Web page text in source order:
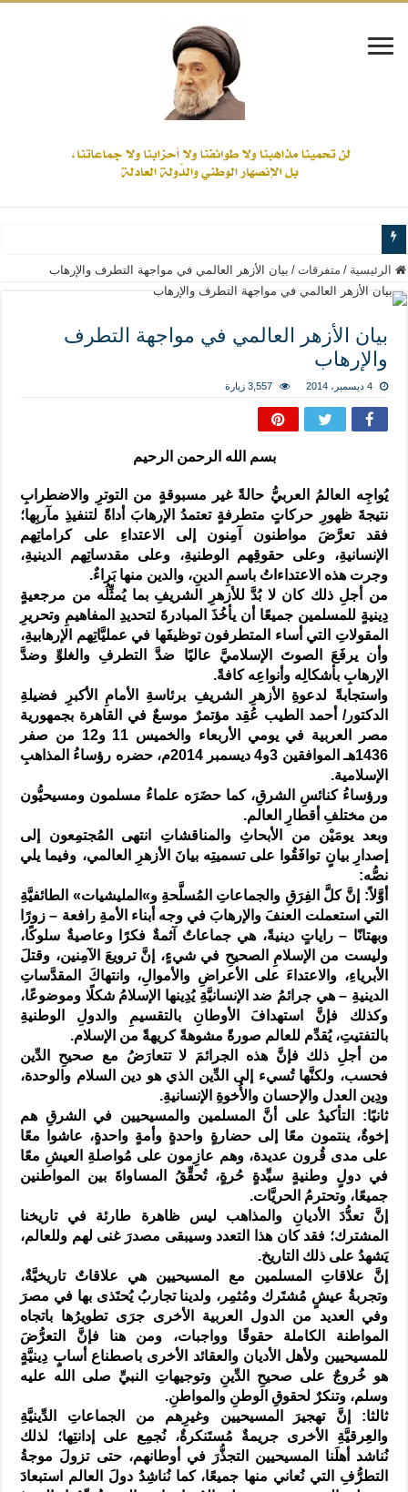
www.alamine.net
مواقف وآراء العلاّمة السيد علي الأمين من الأحداث والقضايا - اضغط للاطلاع
إذا كان التسنن هو الإيمان بسنة رسول الله ( صلى الله عليه وآله) فكلّ
علاقات المذاهب والأديان لا يجوز أن تكون على حساب الأوطان
لن تحمينا مذاهبنا ولا طوائفنا ولا أحزابنا ولا جماعاتنا، بل الإنصهار الوطني والدولة
المذاهب ليست قدرًا لا يمكن تجاوزه
نسج العلاقة مع الآخر تكون من خلال منظومة القيم و المبادئ الانسانية التي تجعل
الرئيسية / متفرقات / بيان الأزهر العالمي في مواجهة التطرف والإرهاب
بيان الأزهر العالمي في مواجهة التطرف
والإرهاب
4 ديسمبر، 2014 3,557 زيارة
بسم الله الرحمن الرحيم
يُواجِه العالمُ العربيُّ حالةً غير مسبوقةٍ من التوترِ والاضطرابِ
نتيجةَ ظهورِ حركاتٍ متطرفةٍ تعتمدُ الإرهابَ أداةً لتنفيذِ مآربِها؛
فقد تعرَّضَ مواطنون آمِنون إلى الاعتداءِ على كراماتِهم
الإنسانيةِ، وعلى حقوقِهم الوطنيةِ، وعلى مقدساتِهم الدينيةِ،
وجرت هذه الاعتداءاتُ باسمِ الدينِ، والدين منها بَراءٌ.
من أجلِ ذلك كان لا بُدَّ للأزهرِ الشريفِ بما يُمثِّلُه من مرجعيةٍ
دِينيةٍ للمسلمين جميعًا أن يأخُذَ المبادرةَ لتحديدِ المفاهيمِ وتحريرِ
المقولاتِ التي أساء المتطرفون توظيفَها في عمليَّاتِهم الإرهابيةِ،
وأن يرفَعَ الصوتَ الإسلاميَّ عاليًا ضدَّ التطرفِ والغلوِّ وضدَّ
الإرهابِ بأشكالِه وأنواعِه كافةً.
واستجابةً لدعوةِ الأزهرِ الشريفِ برئاسةِ الأمامِ الأكبرِ فضيلةِ
الدكتور/ أحمد الطيب عُقِد مؤتمرٌ موسعٌ في القاهرة بجمهورية
مصر العربية في يومي الأربعاء والخميس 11 و12 من صفر
1436هـ الموافقين 3و4 ديسمبر 2014م، حضره رؤساءُ المذاهبِ
الإسلامية.
ورؤساءُ كنائسِ الشرقِ، كما حضَرَه علماءُ مسلمون ومسيحيُّون
من مختلفِ أقطارِ العالم.
وبعد يومَيْن من الأبحاثِ والمناقشاتِ انتهى المُجتمِعون إلى
إصدارِ بيانٍ توافَقُوا على تسميتِه بيانَ الأزهرِ العالمي، وفيما يلي
نصُّه:
أوَّلاً: إنَّ كلَّ الفِرَقِ والجماعاتِ المُسلَّحةِ و»المليشيات» الطائفيَّةِ
التي استعملت العنفَ والإرهابَ في وجه أبناء الأمةِ رافعة – زورًا
وبهتانًا – راياتٍ دينيةً، هي جماعاتٌ آثمةٌ فكرًا وعاصيةٌ سلوكًا،
وليست من الإسلامِ الصحيحِ في شيءٍ، إنَّ ترويعَ الآمِنين، وقتلَ
الأبرياءِ، والاعتداءَ على الأعراضِ والأموالِ، وانتهاكَ المقدَّساتِ
الدينيةِ – هي جرائمُ ضد الإنسانيَّةِ يُدِينها الإسلامُ شكلًا وموضوعًا،
وكذلك فإنَّ استهدافَ الأوطانِ بالتقسيمِ والدولِ الوطنيةِ
بالتفتيتِ، يُقدِّم للعالم صورةً مشوهةً كريهةً من الإسلام.
من أجلِ ذلك فإنَّ هذه الجرائمَ لا تتعارَضُ مع صحيحِ الدِّين
فحسب، ولكنَّها تُسيء إلى الدِّين الذي هو دين السلام والوحدة،
ودِين العدل والإحسان والأُخوةِ الإنسانيةِ.
ثانيًا: التأكيدُ على أنَّ المسلمين والمسيحيين في الشرقِ هم
إخوةٌ، ينتمون معًا إلى حضارةٍ واحدةٍ وأمةٍ واحدةٍ، عاشوا معًا
على مدى قُرون عديدة، وهم عازِمون على مُواصلةِ العيشِ معًا
في دولٍ وطنيةٍ سيِّدةٍ حُرةٍ، تُحقِّقُ المساواةَ بين المواطنين
جميعًا، وتحترمُ الحريَّات.
إنَّ تعدُّدَ الأديانِ والمذاهب ليس ظاهرة طارئة في تاريخنا
المشترك؛ فقد كان هذا التعدد وسيبقى مصدرَ غنى لهم وللعالم،
يَشهدُ على ذلك التاريخ.
إنَّ علاقاتِ المسلمين مع المسيحيين هي علاقاتٌ تاريخيَّةٌ،
وتجربةُ عيشٍ مُشتَرك ومُثمِر، ولدينا تجاربُ يُحتَذى بها في مصرَ
وفي العديد من الدول العربية الأخرى جرَى تطويرُها باتجاه
المواطنة الكاملة حقوقًا وواجبات، ومن هنا فإنَّ التعرُّضَ
للمسيحيين ولأهل الأديان والعقائد الأخرى باصطناع أسابٍ دِينيَّةٍ
هو خُروجٌ على صحيحِ الدِّينِ وتوجيهاتِ النبيِّ صلى الله عليه
وسلم، وتنكرٌ لحقوقِ الوطنِ والمواطنِ.
ثالثا: إنَّ تهجيرَ المسيحيين وغيرِهم من الجماعاتِ الدِّينيَّةِ
والعِرقيَّةِ الأخرى جريمةٌ مُستَنكرةٌ، نُجمِع على إدانتِها؛ لذلك
نُناشد أهلَنا المسيحيين التجذُّرَ في أوطانهم، حتى تزولَ موجةُ
التطرُّفِ التي نُعاني منها جميعًا، كما نُناشِدُ دولَ العالم استبعادَ